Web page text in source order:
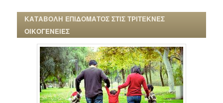
ΚΑΤΑΒΟΛΗ ΕΠΙΔΟΜΑΤΟΣ ΣΤΙΣ ΤΡΙΤΕΚΝΕΣ
ΟΙΚΟΓΕΝΕΙΕΣ